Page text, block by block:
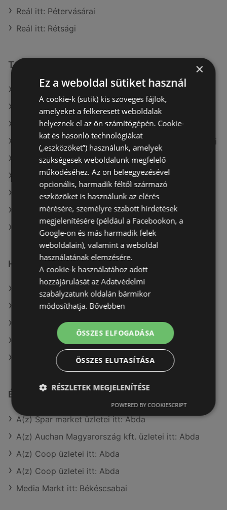
Reál itt: Pétervásárai
Reál itt: Rétsági
További linkek
A(z) Reál ajánlatai
A(z) Spar ajánlatai
A(z) Lidl ajánlatai
A(z) Fressnapf-Hungária Kft. aktuális akciós újságjai
A(z) Family Frost aktuális akciós újságjai
A(z) Tesco aktuális akciós újságjai
A(z) Merkury Market aktuális akciós újságjai
A(z) Privát aktuális akciós újságjai
A(z) Reál üzletei itt: Sopron-Fertődi
Hasonló kiskereskedők
A(z) COOP Szolnok Zrt. ajánlatai
A(z) ALDI ajánlatai
A(z) Family Frost ajánlatai
A(z) Interspar ajánlatai
A(z) Privát max ajánlatai
Érdeklődésre számot tartó elemek itt:
A(z) Spar market üzletei itt: Abda
A(z) Auchan Magyarország kft. üzletei itt: Abda
A(z) Coop üzletei itt: Abda
A(z) Coop üzletei itt: Abda
Media Markt itt: Békéscsabai
×
Ez a weboldal sütiket használ
A cookie-k (sütik) kis szöveges fájlok,
amelyeket a felkeresett weboldalak
helyeznek el az ön számítógépén. Cookie-
kat és hasonló technológiákat
(„eszközöket”) használunk, amelyek
szükségesek weboldalunk megfelelő
működéséhez. Az ön beleegyezésével
opcionális, harmadik féltől származó
eszközöket is használunk az elérés
mérésére, személyre szabott hirdetések
megjelenítésére (például a Facebookon, a
Google-on és más harmadik felek
weboldalain), valamint a weboldal
használatának elemzésére.
A cookie-k használatához adott
hozzájárulását az Adatvédelmi
szabályzatunk oldalán bármikor
módosíthatja. Bővebben
ÖSSZES ELFOGADÁSA
ÖSSZES ELUTASÍTÁSA
RÉSZLETEK MEGJELENÍTÉSE
POWERED BY COOKIESCRIPT